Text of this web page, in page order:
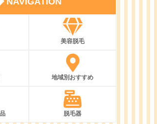
美容脱毛
地域別おすすめ
脱毛器